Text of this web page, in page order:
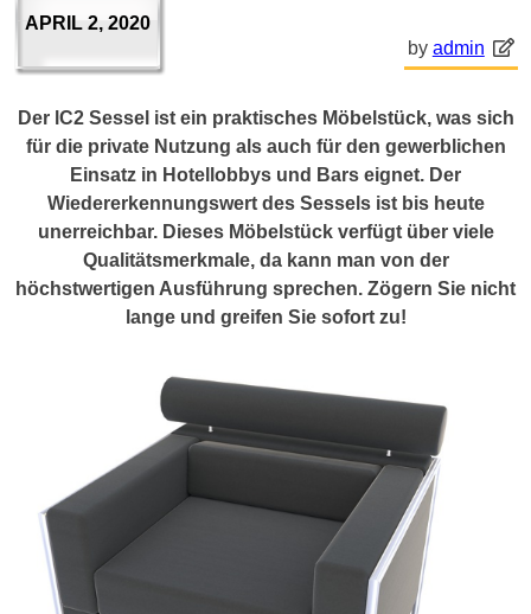
APRIL 2, 2020
by admin
Der lC2 Sessel ist ein praktisches Möbelstück, was sich
für die private Nutzung als auch für den gewerblichen
Einsatz in Hotellobbys und Bars eignet. Der
Wiedererkennungswert des Sessels ist bis heute
unerreichbar. Dieses Möbelstück verfügt über viele
Qualitätsmerkmale, da kann man von der
höchstwertigen Ausführung sprechen. Zögern Sie nicht
lange und greifen Sie sofort zu!